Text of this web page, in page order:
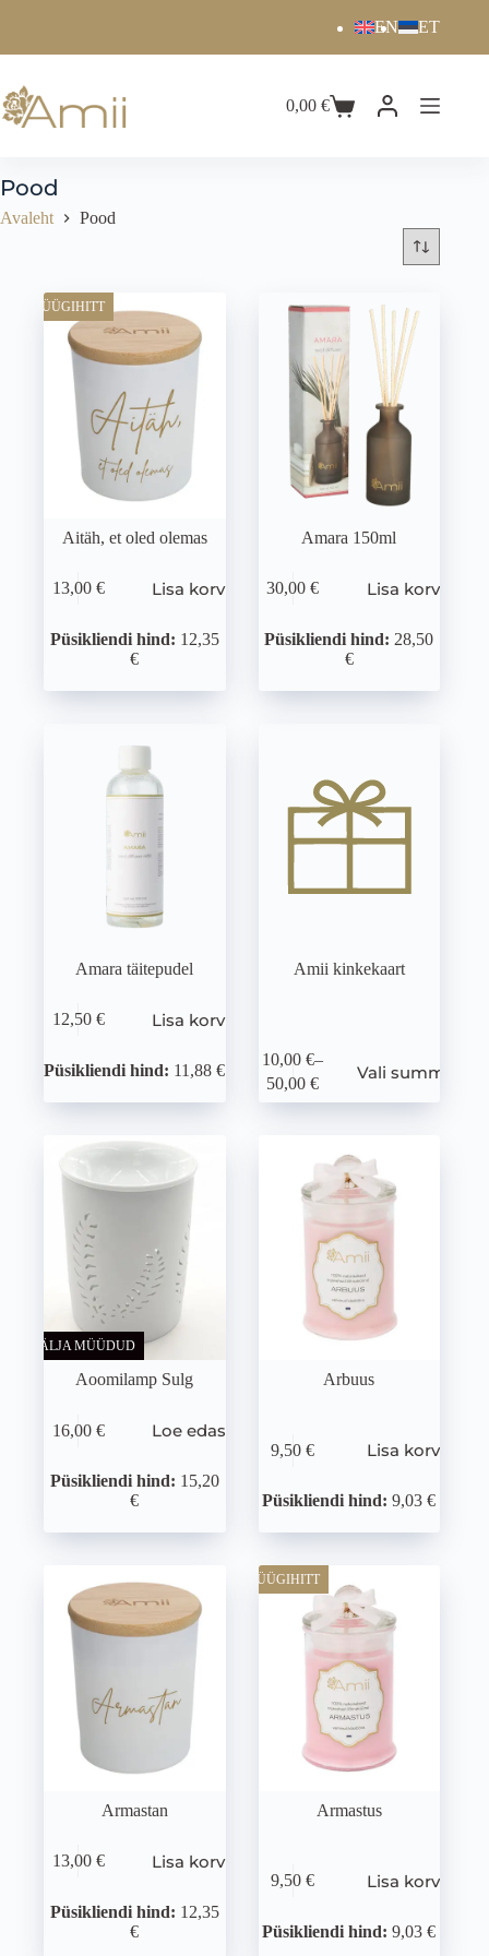
EN ET
0,00€
Pood
Avaleht Pood
MÜÜGIHITT
Aitäh, et oled olemas
13,00 € Lisa korvi
Püsikliendi hind: 12,35
€
Amara 150ml
30,00€ Lisa korvi
Püsikliendi hind: 28,50
€
Amara täitepudel
12,50 € Lisa korvi
Püsikliendi hind: 11,88 €
Amii kinkekaart
10,00€–
50,00€
Vali summa
VÄLJA MÜÜDUD
Aoomilamp Sulg
16,00 € Loe edasi
Püsikliendi hind: 15,20
€
Arbuus
9,50€ Lisa korvi
Püsikliendi hind: 9,03 €
Armastan
13,00 € Lisa korvi
Püsikliendi hind: 12,35
€
MÜÜGIHITT
Armastus
9,50€ Lisa korvi
Püsikliendi hind: 9,03 €